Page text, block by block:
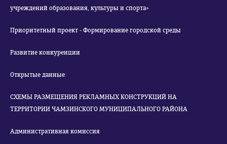
учреждений образования, культуры и спорта»
Приоритетный проект - Формирование городской среды
Развитие конкуренции
Открытые данные
СХЕМЫ РАЗМЕЩЕНИЯ РЕКЛАМНЫХ КОНСТРУКЦИЙ НА
ТЕРРИТОРИИ ЧАМЗИНСКОГО МУНИЦИПАЛЬНОГО РАЙОНА
Административная комиссия